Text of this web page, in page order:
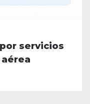
servicios